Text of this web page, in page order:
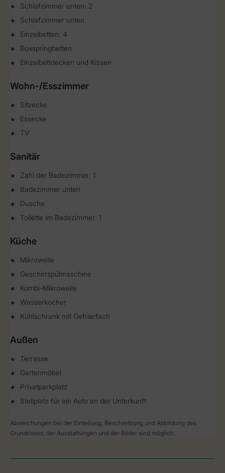
Schlafzimmer unten: 2
Schlafzimmer unten
Einzelbetten: 4
Boxspringbetten
Einzelbettdecken und Kissen
Wohn-/Esszimmer
Sitzecke
Essecke
TV
Sanitär
Zahl der Badezimmer: 1
Badezimmer unten
Dusche
Toilette im Badezimmer: 1
Küche
Mikrowelle
Geschirrspülmaschine
Kombi-Mikrowelle
Wasserkocher
Kühlschrank mit Gefrierfach
Außen
Terrasse
Gartenmöbel
Privatparkplatz
Stellplatz für ein Auto an der Unterkunft
Abweichungen bei der Einteilung, Beschreibung und Abbildung des
Grundrisses, der Ausstattungen und der Bilder sind möglich.